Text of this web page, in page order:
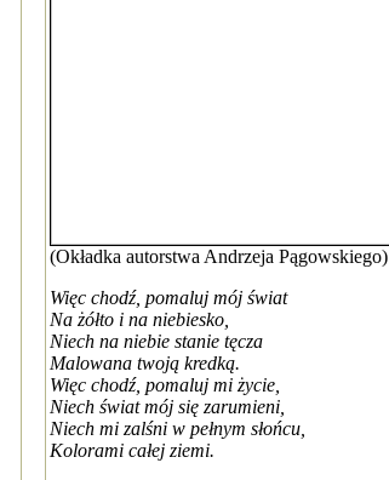
(Okładka autorstwa Andrzeja Pągowskiego)
Więc chodź, pomaluj mój świat
Na żółto i na niebiesko,
Niech na niebie stanie tęcza
Malowana twoją kredką.
Więc chodź, pomaluj mi życie,
Niech świat mój się zarumieni,
Niech mi zalśni w pełnym słońcu,
Kolorami całej ziemi.